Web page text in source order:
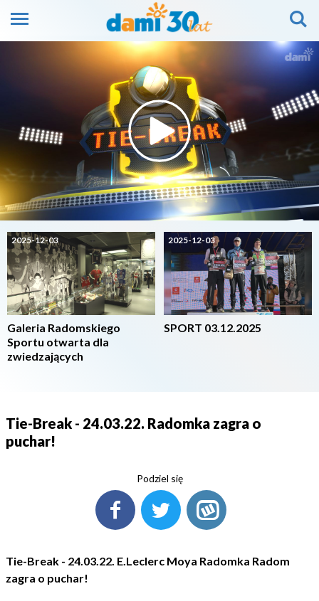
2025-12-03
Galeria Radomskiego
Sportu otwarta dla
zwiedzających
2025-12-03
SPORT 03.12.2025
Tie-Break - 24.03.22. Radomka zagra o
puchar!
Podziel się
Tie-Break - 24.03.22. E.Leclerc Moya Radomka Radom
zagra o puchar!